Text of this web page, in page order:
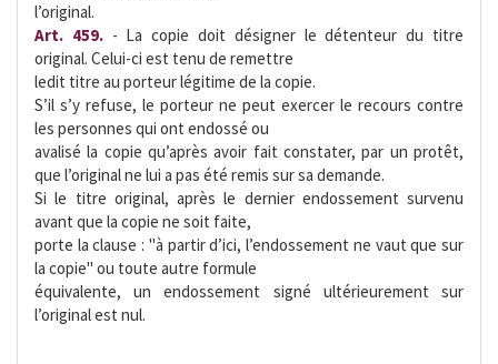
l’original.
Art. 459. - La copie doit désigner le détenteur du titre
original. Celui-ci est tenu de remettre
ledit titre au porteur légitime de la copie.
S’il s’y refuse, le porteur ne peut exercer le recours contre
les personnes qui ont endossé ou
avalisé la copie qu’après avoir fait constater, par un protêt,
que l’original ne lui a pas été remis sur sa demande.
Si le titre original, après le dernier endossement survenu
avant que la copie ne soit faite,
porte la clause : "à partir d’ici, l’endossement ne vaut que sur
la copie" ou toute autre formule
équivalente, un endossement signé ultérieurement sur
l’original est nul.